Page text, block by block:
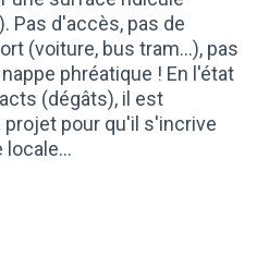
Pas d'accès, pas de
(voiture, bus tram...), pas
phréatique ! En l'état
(dégâts), il est
pour qu'il s'incrive
locale...